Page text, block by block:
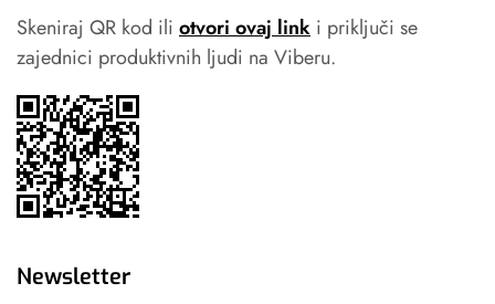
Skeniraj QR kod ili otvori ovaj link i priključi se
zajednici produktivnih ljudi na Viberu.
Newsletter